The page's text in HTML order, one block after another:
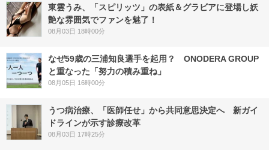
東雲うみ、「スピリッツ」の表紙＆グラビアに登場し妖
艶な雰囲気でファンを魅了！
08月03日 18時00分
なぜ59歳の三浦知良選手を起用？ ONODERA GROUP
と重なった「努力の積み重ね」
08月05日 16時00分
うつ病治療、「医師任せ」から共同意思決定へ 新ガイ
ドラインが示す診療改革
08月03日 17時25分